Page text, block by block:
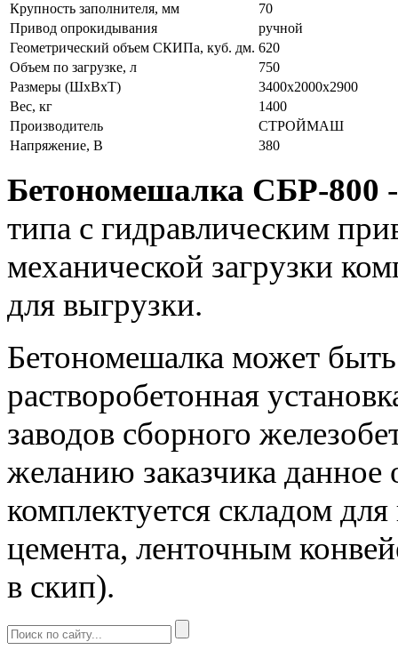
Крупность заполнителя, мм
70
Привод опрокидывания
ручной
Геометрический объем СКИПа, куб. дм. 620
Объем по загрузке, л
750
Размеры (ШxВxТ)
3400х2000х2900
Вес, кг
1400
Производитель
СТРОЙМАШ
Напряжение, В
380
Бетономешалка СБР-800
типа с гидравлическим
механической загрузки
для выгрузки.
Бетономешалка может быть
растворобетонная
заводов сборного
желанию заказчика данное
комплектуется складом
цемента, ленточным
в скип).